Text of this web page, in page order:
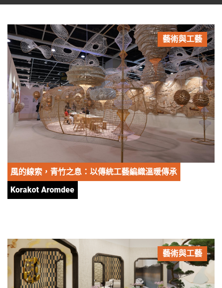
藝術與工藝
風的線索，青竹之息：以傳統工藝編織溫暖傳承
Korakot Aromdee
藝術與工藝